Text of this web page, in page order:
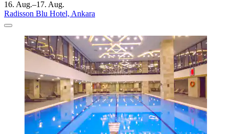
16. Aug.–17. Aug.
Radisson Blu Hotel, Ankara